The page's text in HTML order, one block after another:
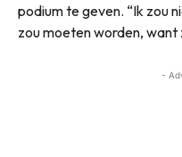
podium te geven. “Ik zou
zou moeten worden,
-